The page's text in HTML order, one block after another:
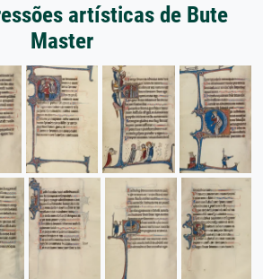
artísticas de Bute
Master